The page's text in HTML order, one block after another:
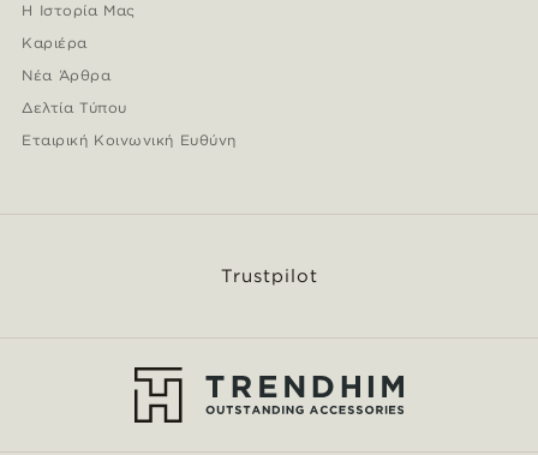
Η Ιστορία Μας
Καριέρα
Νέα Άρθρα
Δελτία Τύπου
Εταιρική Κοινωνική Ευθύνη
Trustpilot